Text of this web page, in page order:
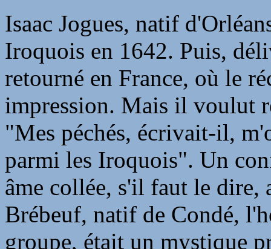
Isaac Jogues, natif
Iroquois en 1642. Puis,
retourné en France, où le
impression. Mais il voulut
"Mes péchés, écrivait-il,
parmi les Iroquois". Un
âme collée, s'il faut le dire,
Brébeuf, natif de Condé,
groupe, était un mystique